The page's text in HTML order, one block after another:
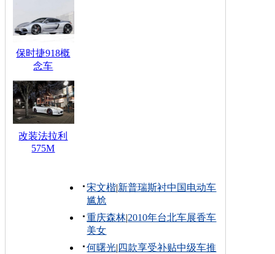
保时捷918概
念车
改装法拉利
575M
宋文楷|新普瑞斯衬中国电动车
尴尬
重庆森林|2010年台北车展香车
美女
何曙光| 四款享受补贴中级车推